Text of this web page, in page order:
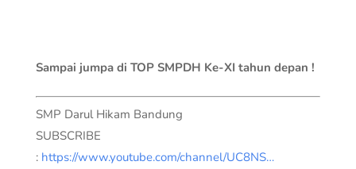
Sampai jumpa di TOP SMPDH Ke-XI tahun depan !
SMP Darul Hikam Bandung
SUBSCRIBE
: https://www.youtube.com/channel/UC8NS…